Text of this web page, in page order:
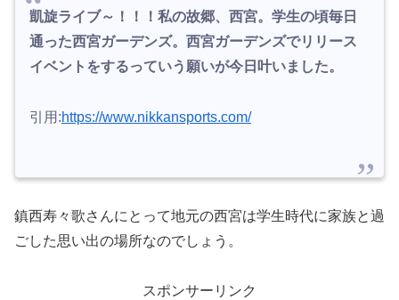
凱旋ライブ～！！！私の故郷、西宮。学生の頃毎日
通った西宮ガーデンズ。西宮ガーデンズでリリース
イベントをするっていう願いが今日叶いました。
引用:https://www.nikkansports.com/
鎮西寿々歌さんにとって地元の西宮は学生時代に家族と過
ごした思い出の場所なのでしょう。
スポンサーリンク